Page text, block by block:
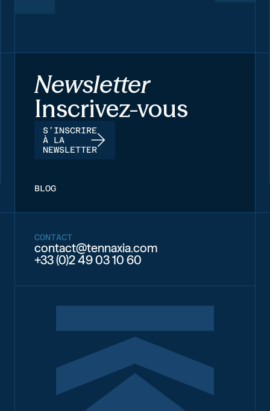
Newsletter
Inscrivez-vous
S’INSCRIRE
À LA
NEWSLETTER
BLOG
CONTACT
contact@tennaxia.com
+33 (0)2 49 03 10 60